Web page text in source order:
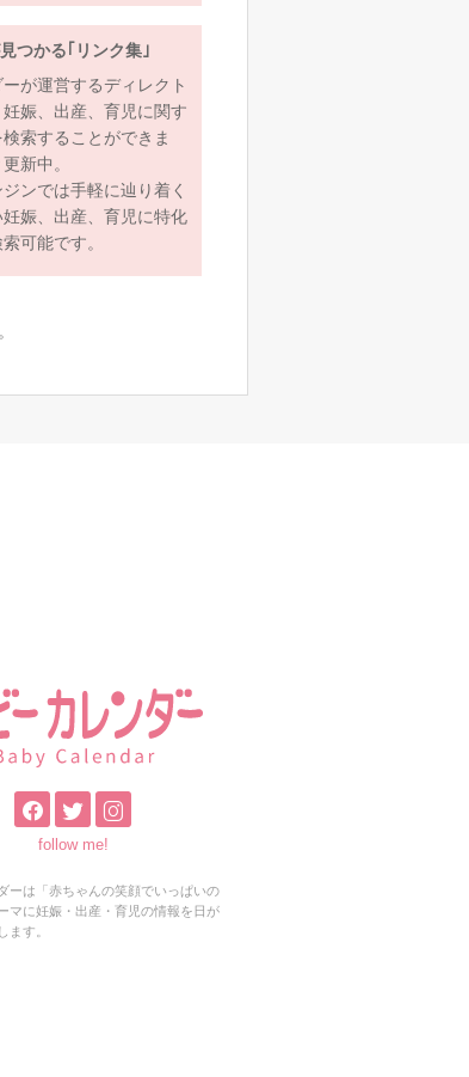
つかる｢リンク集｣
が運営するディレクト
娠、出産、育児に関す
索することができま
新中。
ンでは手軽に辿り着く
娠、出産、育児に特化
可能です。
follow me!
ーは「赤ちゃんの笑顔でいっぱいの
マに妊娠・出産・育児の情報を日が
ます。